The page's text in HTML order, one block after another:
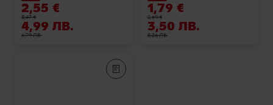
2,55 €
3,47 €
4,99 ЛВ.
6,79 ЛВ.
1,79 €
2,69 €
3,50 ЛВ.
5,26 ЛВ.